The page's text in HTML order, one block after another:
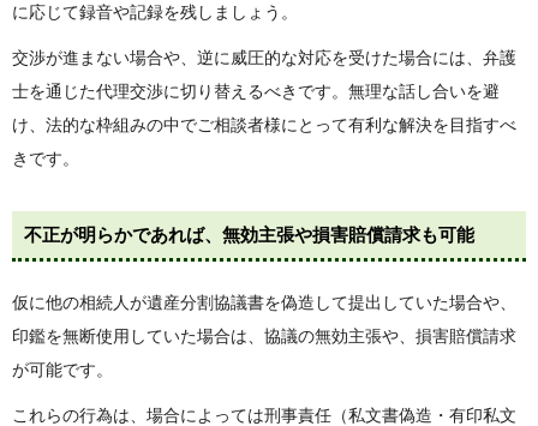
に応じて録音や記録を残しましょう。
交渉が進まない場合や、逆に威圧的な対応を受けた場合には、弁護
士を通じた代理交渉に切り替えるべきです。無理な話し合いを避
け、法的な枠組みの中でご相談者様にとって有利な解決を目指すべ
きです。
不正が明らかであれば、無効主張や損害賠償請求も可能
仮に他の相続人が遺産分割協議書を偽造して提出していた場合や、
印鑑を無断使用していた場合は、協議の無効主張や、損害賠償請求
が可能です。
これらの行為は、場合によっては刑事責任（私文書偽造・有印私文